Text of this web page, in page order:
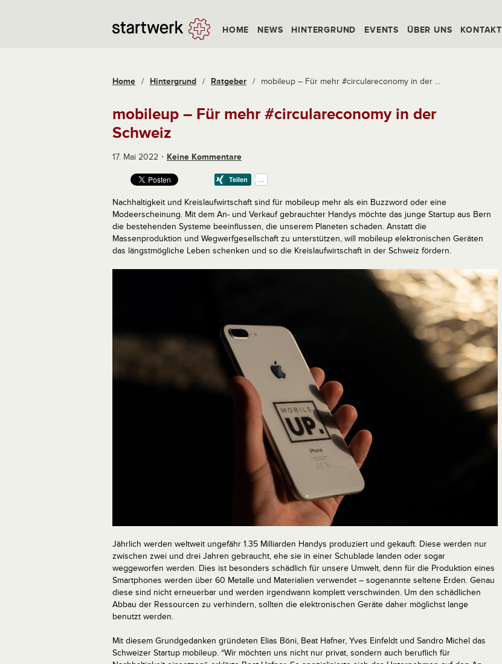
HOME NEWS HINTERGRUND EVENTS ÜBER UNS KONTAKT
Home / Hintergrund / Ratgeber / mobileup – Für mehr #circulareconomy in der ...
mobileup – Für mehr #circulareconomy in der
Schweiz
17. Mai 2022 Keine Kommentare
Nachhaltigkeit und Kreislaufwirtschaft sind für mobileup mehr als ein Buzzword oder eine
Modeerscheinung. Mit dem An- und Verkauf gebrauchter Handys möchte das junge Startup aus Bern
die bestehenden Systeme beeinflussen, die unserem Planeten schaden. Anstatt die
Massenproduktion und Wegwerfgesellschaft zu unterstützen, will mobileup elektronischen Geräten
das längstmögliche Leben schenken und so die Kreislaufwirtschaft in der Schweiz fördern.
Jährlich werden weltweit ungefähr 1.35 Milliarden Handys produziert und gekauft. Diese werden nur
zwischen zwei und drei Jahren gebraucht, ehe sie in einer Schublade landen oder sogar
weggeworfen werden. Dies ist besonders schädlich für unsere Umwelt, denn für die Produktion eines
Smartphones werden über 60 Metalle und Materialien verwendet – sogenannte seltene Erden. Genau
diese sind nicht erneuerbar und werden irgendwann komplett verschwinden. Um den schädlichen
Abbau der Ressourcen zu verhindern, sollten die elektronischen Geräte daher möglichst lange
benutzt werden.
Mit diesem Grundgedanken gründeten Elias Böni, Beat Hafner, Yves Einfeldt und Sandro Michel das
Schweizer Startup mobileup. “Wir möchten uns nicht nur privat, sondern auch beruflich für